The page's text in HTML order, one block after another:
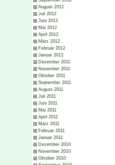
August 2012
Juli 2012
Juni 2012
Mai 2012
April 2012
März 2012
Februar 2012
Januar 2012
Dezember 2011
November 2011
Oktober 2011
September 2011
August 2011
Juli 2011
Juni 2011
Mai 2011
April 2011
März 2011
Februar 2011
Januar 2011
Dezember 2010
November 2010
Oktober 2010